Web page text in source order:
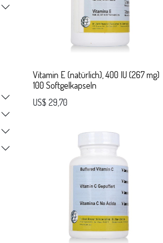
Vitamin E (natürlich), 400 IU (267 mg)
100 Softgelkapseln
US$ 29,70